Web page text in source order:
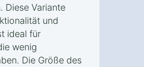
Diese Variante
und
ideal für
wenig
Die Größe des